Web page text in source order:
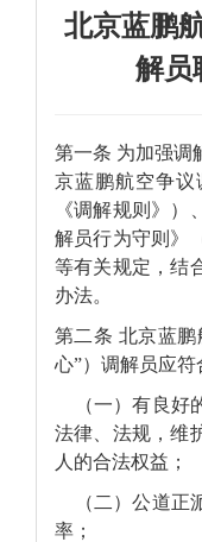
北京蓝鹏
解员
第一条 为加强调
京蓝鹏航空争
《调解规则》）
解员行为守则》
等有关规定，结
办法。
第二条 北京蓝鹏
心”） 调解员应符
（一）有良好
法律、法规，维
人的合法权益；
（二）公道正
率；